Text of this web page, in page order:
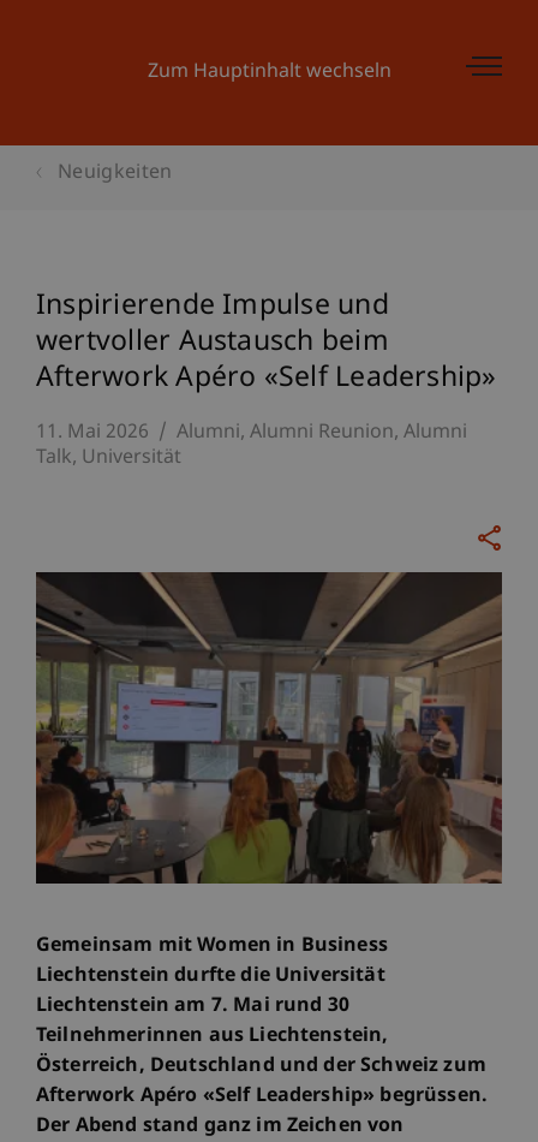
Zum Hauptinhalt wechseln
Neuigkeiten
Inspirierende Impulse und
wertvoller Austausch beim
Afterwork Apéro «Self Leadership»
11. Mai 2026 Alumni Alumni Reunion Alumni
Talk Universität
Gemeinsam mit Women in Business
Liechtenstein durfte die Universität
Liechtenstein am 7. Mai rund 30
Teilnehmerinnen aus Liechtenstein,
Österreich, Deutschland und der Schweiz zum
Afterwork Apéro «Self Leadership» begrüssen.
Der Abend stand ganz im Zeichen von